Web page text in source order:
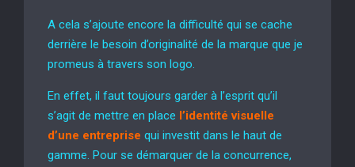
A cela s’ajoute encore la difficulté qui se cache
derrière le besoin d’originalité de la marque que je
promeus à travers son logo.
En effet, il faut toujours garder à l’esprit qu’il
s’agit de mettre en place l’identité visuelle
d’une entreprise qui investit dans le haut de
gamme. Pour se démarquer de la concurrence,